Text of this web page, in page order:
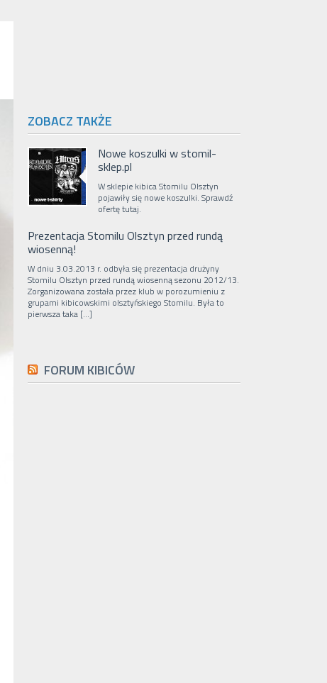
ZOBACZ TAKŻE
Nowe koszulki w stomil-
sklep.pl
W sklepie kibica Stomilu Olsztyn
pojawiły się nowe koszulki. Sprawdź
ofertę tutaj.
Prezentacja Stomilu Olsztyn przed rundą
wiosenną!
W dniu 3.03.2013 r. odbyła się prezentacja drużyny
Stomilu Olsztyn przed rundą wiosenną sezonu 2012/13.
Zorganizowana została przez klub w porozumieniu z
grupami kibicowskimi olsztyńskiego Stomilu. Była to
pierwsza taka […]
FORUM KIBICÓW